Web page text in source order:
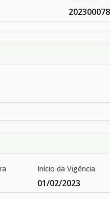
Início da Vigência
01/02/2023